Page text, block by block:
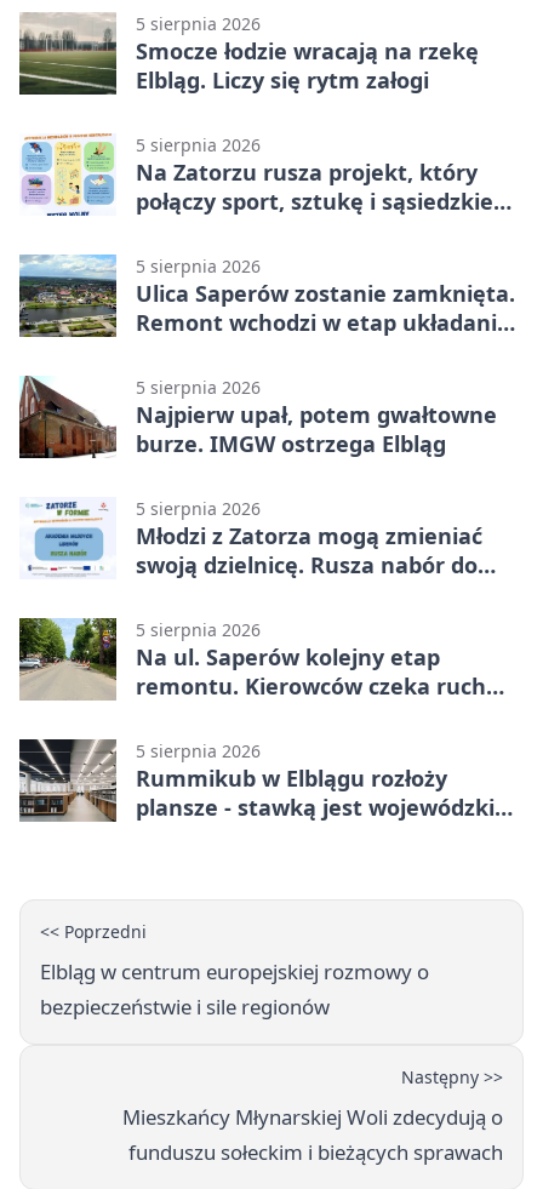
5 sierpnia 2026
Smocze łodzie wracają na rzekę
Elbląg. Liczy się rytm załogi
5 sierpnia 2026
Na Zatorzu rusza projekt, który
połączy sport, sztukę i sąsiedzkie
5 sierpnia 2026
Ulica Saperów zostanie zamknięta.
Remont wchodzi w etap układania
5 sierpnia 2026
Najpierw upał, potem gwałtowne
burze. IMGW ostrzega Elbląg
5 sierpnia 2026
Młodzi z Zatorza mogą zmieniać
swoją dzielnicę. Rusza nabór do
5 sierpnia 2026
Na ul. Saperów kolejny etap
remontu. Kierowców czeka ruch
5 sierpnia 2026
Rummikub w Elblągu rozłoży
plansze - stawką jest wojewódzki
<< Poprzedni
Elbląg w centrum europejskiej rozmowy o
bezpieczeństwie i sile regionów
Następny >>
Mieszkańcy Młynarskiej Woli zdecydują o
funduszu sołeckim i bieżących sprawach